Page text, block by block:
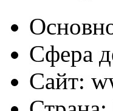
Сфера
Сайт: